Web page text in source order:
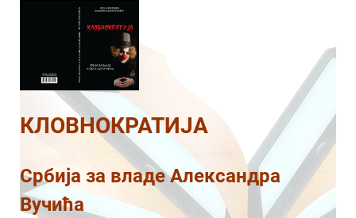
КЛОВНОКРАТИЈА
Србија за владе Александра
Вучића